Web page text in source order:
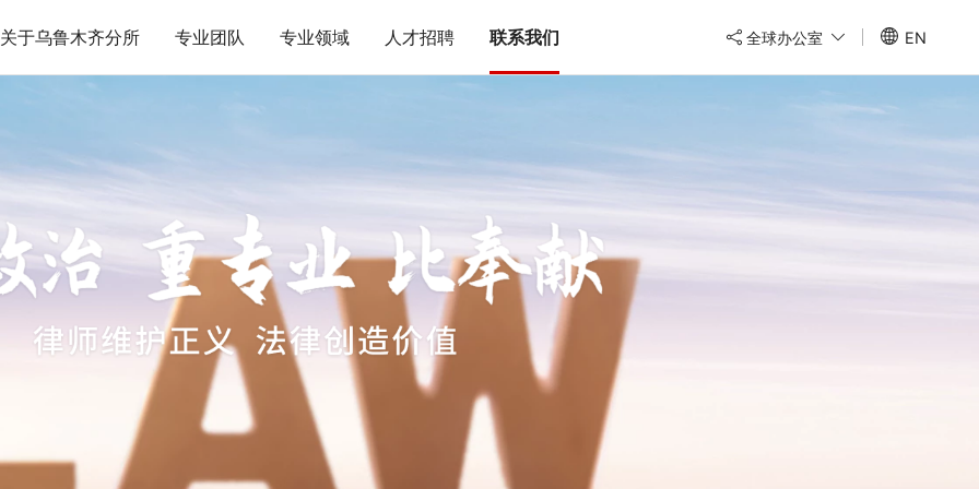
全球办公室 EN
关于乌鲁木齐分所 专业团队 专业领域 人才招聘 联系我们